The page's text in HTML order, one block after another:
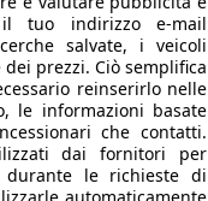
il tuo indirizzo e-mail
salvate, i veicoli
prezzi. Ciò semplifica
reinserirlo nelle
le informazioni basate
che contatti.
dai fornitori per
durante le richieste di